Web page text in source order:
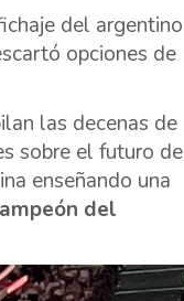
del argentino
opciones de
las decenas de
sobre el futuro de
enseñando una
del